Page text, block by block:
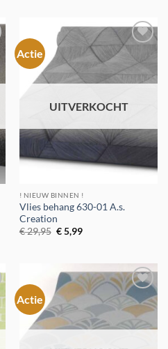
Actie
Toevoegen
verlanglijst
UITVERKOCHT
! NIEUW BINNEN !
Vlies behang 630-01 A.s.
Creation
€29,95 Oorspronkelijke
prijs
€5,99Huidige
Actie
Toevoegen
aan
verlanglijst